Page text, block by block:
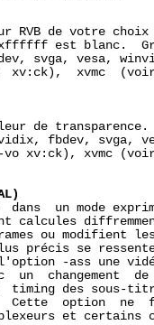
RVB de votre
est blanc.
svga, vesa,
xv:ck),  xvmc
de
fbdev, svga,
xv:ck), xvmc
dans  un mode
calcules
ou modifient
précis se
-ass une
un  changement
timing des sous-
Cette  option  ne
et certains